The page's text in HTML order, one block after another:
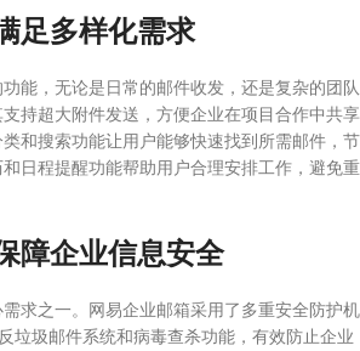
足多样化需求
能，无论是日常的邮件收发，还是复杂的团队
持超大附件发送，方便企业在项目合作中共享
和搜索功能让用户能够快速找到所需邮件，节
日程提醒功能帮助用户合理安排工作，避免重
障企业信息安全
需求之一。网易企业邮箱采用了多重安全防护机
垃圾邮件系统和病毒查杀功能，有效防止企业